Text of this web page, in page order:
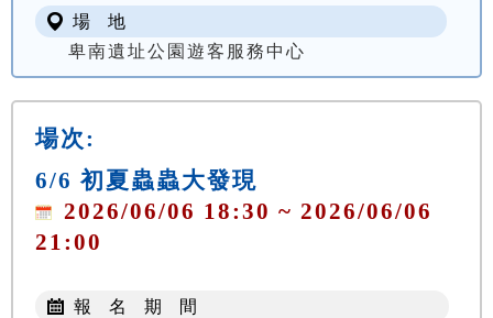
場 地
卑南遺址公園遊客服務中心
場次:
6/6 初夏蟲蟲大發現
2026/06/06 18:30 ~ 2026/06/06
21:00
報 名 期 間